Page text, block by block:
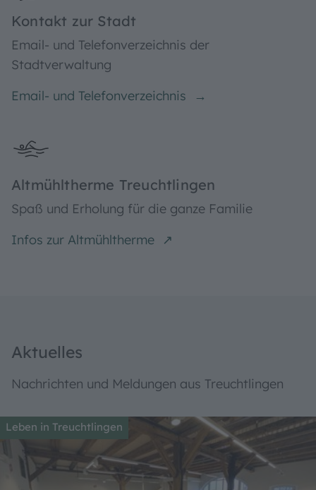
Touristenauskunft
Stadtverwaltung
Email- und Telefonverzeichnis
Aktuelles
Nachrichten und Meldungen aus Treuchtlingen